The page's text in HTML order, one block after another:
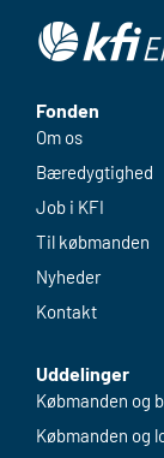
Fonden
Om os
Bæredygtighed
Job i KFI
Til købmanden
Nyheder
Kontakt
Uddelinger
Købmanden og
Købmanden og